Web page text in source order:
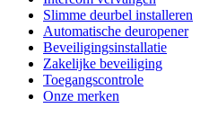
Slimme deurbel installeren
Automatische deuropener
Beveiligingsinstallatie
Zakelijke beveiliging
Toegangscontrole
Onze merken